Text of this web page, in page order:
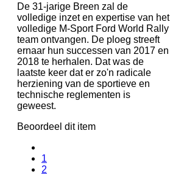
De 31-jarige Breen zal de
volledige inzet en expertise van het
volledige M-Sport Ford World Rally
team ontvangen. De ploeg streeft
ernaar hun successen van 2017 en
2018 te herhalen. Dat was de
laatste keer dat er zo'n radicale
herziening van de sportieve en
technische reglementen is
geweest.
Beoordeel dit item
1
2